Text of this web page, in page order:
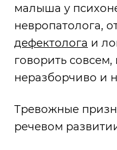
малыша у
невропатолога,
дефектолога и
говорить
неразборчиво и
Тревожные
речевом